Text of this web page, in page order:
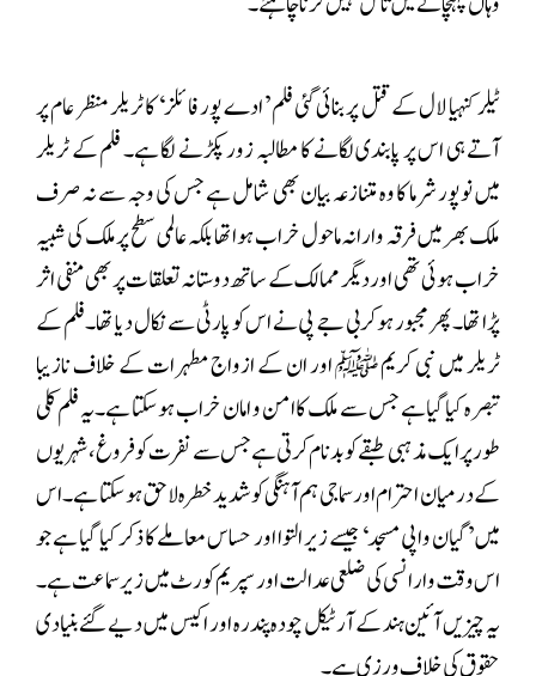
ٹیلر کنہیا لال کے قتل پر بنائی گئی فلم ’ادے پور فائلز‘ کا ٹریلر منظر عام پر
آتے ہی اس پر پابندی لگانے کا مطالبہ زور پکڑنے لگا ہے۔ فلم کے ٹریلر
میں نوپور شرما کا وہ متنازعہ بیان بھی شامل ہے جس کی وجہ سے نہ صرف
ملک بھر میں فرقہ وارانہ ماحول خراب ہوا تھا بلکہ عالمی سطح پر ملک کی شبیہ
خراب ہوئی تھی اور دیگر ممالک کے ساتھ دوستانہ تعلقات پر بھی منفی اثر
پڑا تھا۔ پھر مجبور ہوکر بی جے پی نے اس کو پارٹی سے نکال دیا تھا۔ فلم کے
ٹریلر میں نبی کریم ﷺ اور ان کے ازواج مطہرات کے خلاف نازیبا
تبصرہ کیا گیا ہے جس سے ملک کا امن و امان خراب ہوسکتا ہے۔ یہ فلم کلی
طور پر ایک مذہبی طبقے کو بدنام کرتی ہے جس سے نفرت کو فروغ، شہریوں
کے درمیان احترام اور سماجی ہم آہنگی کو شدید خطرہ لاحق ہوسکتا ہے۔ اس
میں ’گیان واپی مسجد‘ جیسے زیر التوا اور حساس معاملے کا ذکر کیا گیا ہے جو
اس وقت وارانسی کی ضلعی عدالت اور سپریم کورٹ میں زیر سماعت ہے۔
یہ چیزیں آئین ہند کے آرٹیکل چودہ پندرہ اور اکیس میں دیے گئے بنیادی
حقوق کی خلاف ورزی ہے۔